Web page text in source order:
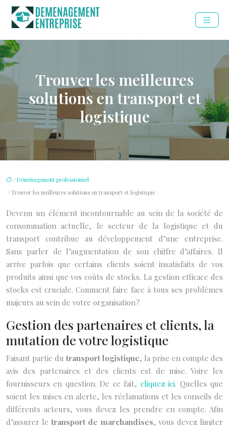
Trouver les meilleures
solutions en transport et
logistique
/ Déménagement professionnel
/ Trouver les meilleures solutions en transport et logistique
Devenu un élément incontournable au sein de la société de
consommation actuelle, le secteur de la logistique et du
transport contribue au développement d’une entreprise.
Sans parler de l’augmentation de son chiffre d’affaires. Il
arrive parfois que certains clients soient insatisfaits de vos
produits ainsi que vos coûts de stocks. La gestion efficace des
stocks est cruciale. Comment faire face à tous ses problèmes
majeurs au sein de votre organisation ?
Gestion des partenaires et clients, la
mutation de votre logistique
Faisant partie du transport logistique, la prise en compte des
avis des partenaires et des clients est de mise. Voire les
fournisseurs en question. De ce fait, cliquez ici. Quelles que
soient les mises en alerte, les réclamations et les conseils de
différents acteurs, vous devez les prendre en compte. Afin
d’assurer letransport de marchandises, vous devez limiter